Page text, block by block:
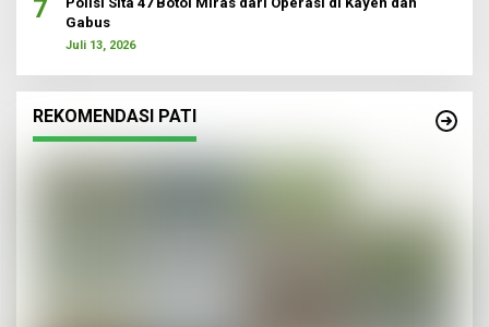
7
Gabus
Juli 13, 2026
REKOMENDASI PATI